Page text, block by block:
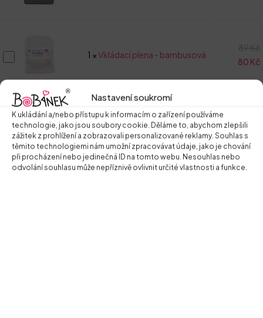
Nastavení soukromí
K ukládání a/nebo přístupu k informacím o zařízení používáme
technologie, jako jsou soubory cookie. Děláme to, abychom zlepšili
zážitek z prohlížení a zobrazovali personalizované reklamy. Souhlas s
těmito technologiemi nám umožní zpracovávat údaje, jako je chování
při procházení nebo jedinečná ID na tomto webu. Nesouhlas nebo
odvolání souhlasu může nepříznivě ovlivnit určité vlastnosti a funkce.
Vkládací
plena
-
bambusová
1 ×Vkládací plena - bambusová
80 Kč
Zeptat se na produkt
TagsAIO,Fleece,REG_A